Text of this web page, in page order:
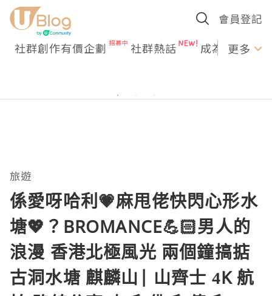
會員登記
社群創作有價企劃 社群熱話 成為U更多
旅遊
係愛呀哈利💗麻甩佬快閃心形水
塘💖？BROMANCE💪🏻男人的
浪漫 香港北極風光 兩個鐘搞掂
古洞水塘 麒麟山| 山齊士 4K 航